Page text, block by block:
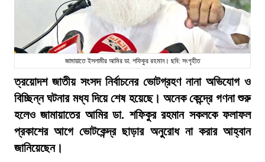
জামায়াতে ইসলামীর আমির ডা. শফিকুর রহমান। ছবি: সংগৃহীত
ত্রয়োদশ জাতীয় সংসদ নির্বাচনের ভোটগ্রহণ নানা অভিযোগ ও
বিচ্ছিন্ন ঘটনার মধ্য দিয়ে শেষ হয়েছে। অনেক কেন্দ্রে গণনা শুরু
হলেও জামায়াতের আমির ডা. শফিকুর রহমান সকলকে ফলাফল
প্রকাশের আগে ভোটকেন্দ্র ছাড়ার অনুরোধ না করার আহ্বান
জানিয়েছেন।